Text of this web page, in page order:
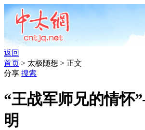
返回
首页 > 太极随想 > 正文
分享 搜索
“王战军师兄的情
明